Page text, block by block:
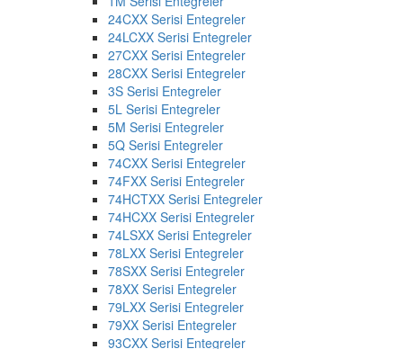
24CXX Serisi Entegreler
24LCXX Serisi Entegreler
27CXX Serisi Entegreler
28CXX Serisi Entegreler
3S Serisi Entegreler
5L Serisi Entegreler
5M Serisi Entegreler
5Q Serisi Entegreler
74CXX Serisi Entegreler
74FXX Serisi Entegreler
74HCTXX Serisi Entegreler
74HCXX Serisi Entegreler
74LSXX Serisi Entegreler
78LXX Serisi Entegreler
78SXX Serisi Entegreler
78XX Serisi Entegreler
79LXX Serisi Entegreler
79XX Serisi Entegreler
93CXX Serisi Entegreler